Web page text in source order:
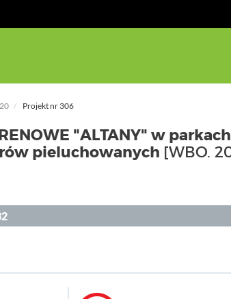
Projekt nr 306
"ALTANY" w
pieluchowanych [WBO.